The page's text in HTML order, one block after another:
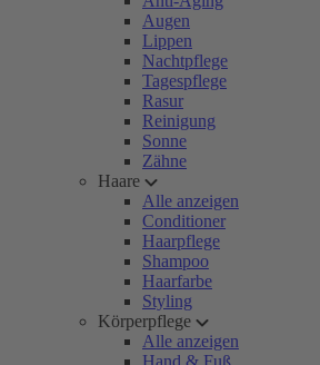
Augen
Lippen
Nachtpflege
Tagespflege
Rasur
Reinigung
Sonne
Zähne
Haare
Alle anzeigen
Conditioner
Haarpflege
Shampoo
Haarfarbe
Styling
Körperpflege
Alle anzeigen
Hand & Fuß